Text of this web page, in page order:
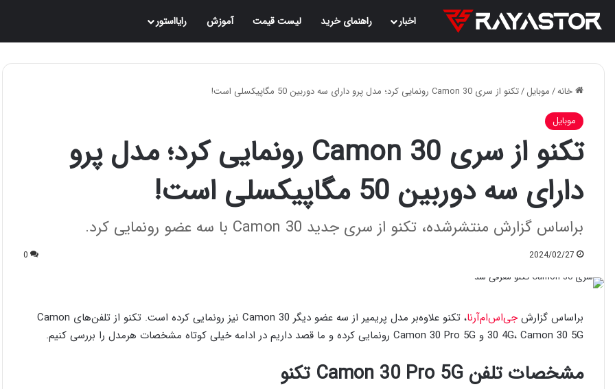
اخبار راهنمای خرید لیست قیمت آموزش رایااستور
خانه/موبایل/تکنو از سری Camon 30 رونمایی کرد؛ مدل پرو دارای سه دوربین 50 مگاپیکسلی است!
موبایل
تکنو از سری Camon 30 رونمایی کرد؛ مدل پرو
دارای سه دوربین 50 مگاپیکسلی است!
براساس گزارش منتشرشده، تکنو از سری جدید Camon 30 با سه عضو رونمایی کرد.
2024/02/27
0
براساس گزارشجی‌اس‌ام‌آرنا
، تکنو علاوه‌بر مدل پریمیر از سه عضو دیگر Camon 30 نیز رونمایی کرده است. تکنو از تلفن‌های Camon
30 4G، Camon 30 5G و Camon 30 Pro 5G رونمایی کرده و ما قصد داریم در ادامه خیلی کوتاه مشخصات هرمدل را بررسی کنیم.
مشخصات تلفن Camon 30 Pro 5G تکنو